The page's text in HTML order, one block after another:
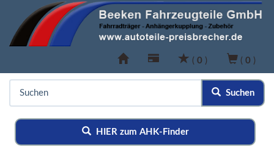
( 0 ) ( 0 )
Suchen
HIER zum AHK-Finder